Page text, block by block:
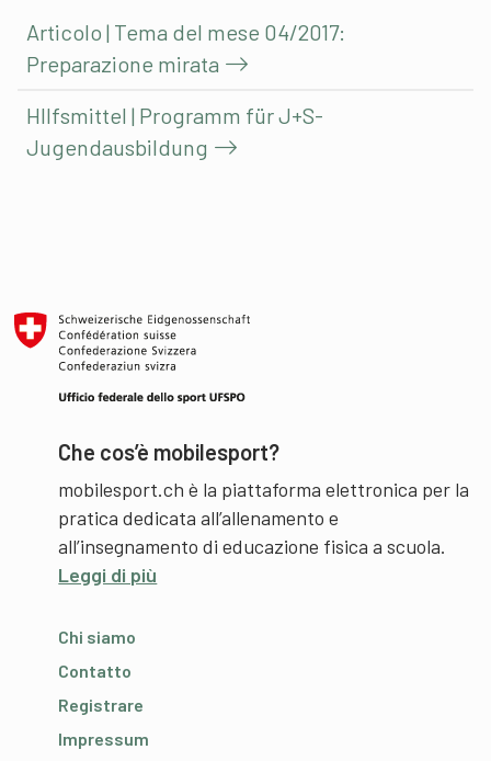
Articolo | Tema del mese 04/2017:
Preparazione mirata
HIlfsmittel | Programm für J+S-
Jugendausbildung
Che cos’è mobilesport?
mobilesport.ch è la piattaforma elettronica per la
pratica dedicata all’allenamento e
all’insegnamento di educazione fisica a scuola.
Leggi di più
Chi siamo
Contatto
Registrare
Impressum